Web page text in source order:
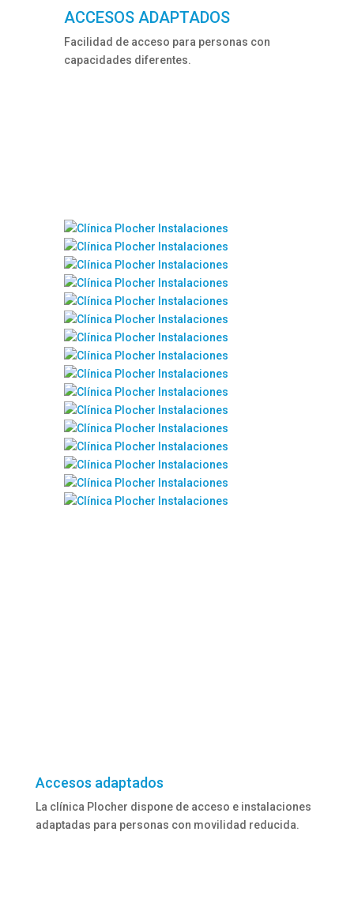
ACCESOS ADAPTADOS
Facilidad de acceso para personas con
capacidades diferentes.
Accesos adaptados
La clínica Plocher dispone de acceso e instalaciones
adaptadas para personas con movilidad reducida.